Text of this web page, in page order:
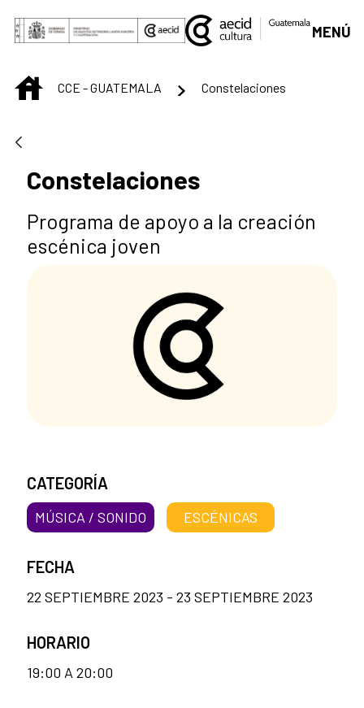
Saltar al contenido principal
MENÚ
INICIOCCE - GUATEMALA Constelaciones
Constelaciones
Programa de apoyo a la creación
escénica joven
CATEGORÍA
MÚSICA / SONIDO ESCÉNICAS
FECHA
22 SEPTIEMBRE 2023 - 23 SEPTIEMBRE 2023
HORARIO
19:00 A 20:00